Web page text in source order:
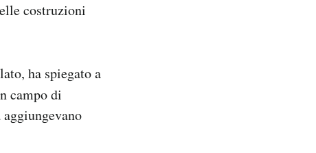
costruzioni
ha spiegato a
campo di